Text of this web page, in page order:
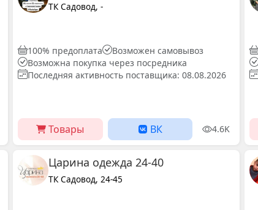
ТК Садовод, -
100% предоплата
Возможен самовывоз
Возможна покупка через посредника
Последняя активность поставщика: 08.08.2026
Товары ВК 4.6K
Царина одежда 24-40
ТК Садовод, 24-45